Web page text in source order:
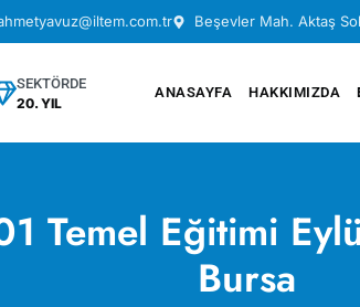
Beşevler Mah. Aktaş
SEKTÖRDE
20. YIL
ANASAYFA HAKKIMIZDA
Temel Eğitimi
Bursa